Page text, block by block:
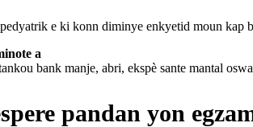
e ki konn diminye enkyetid moun kap
a
bank manje, abri, ekspè sante mantal
pandan yon